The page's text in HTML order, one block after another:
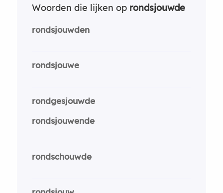
Woorden die lijken op rondsjouwde
rondsjouwden
rondsjouwe
rondgesjouwde
rondsjouwende
rondschouwde